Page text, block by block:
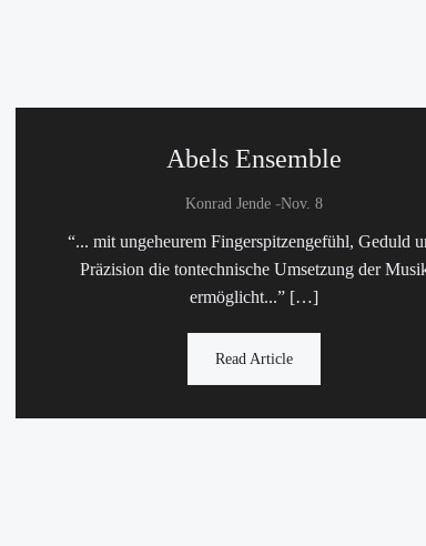
Abels Ensemble
Konrad Jende -Nov. 8
“... mit ungeheurem Fingerspitzengefühl, Geduld
Präzision die tontechnische Umsetzung der
ermöglicht...” […]
Read Article